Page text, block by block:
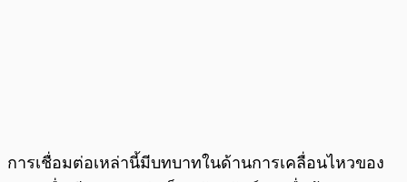
การเชื่อมต่อเหล่านี้มีบทบาทในด้านการเคลื่อนไหวของ